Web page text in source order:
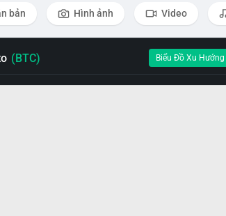
bản Hình ảnh Video
(BTC) Biểu Đồ Xu Hướng